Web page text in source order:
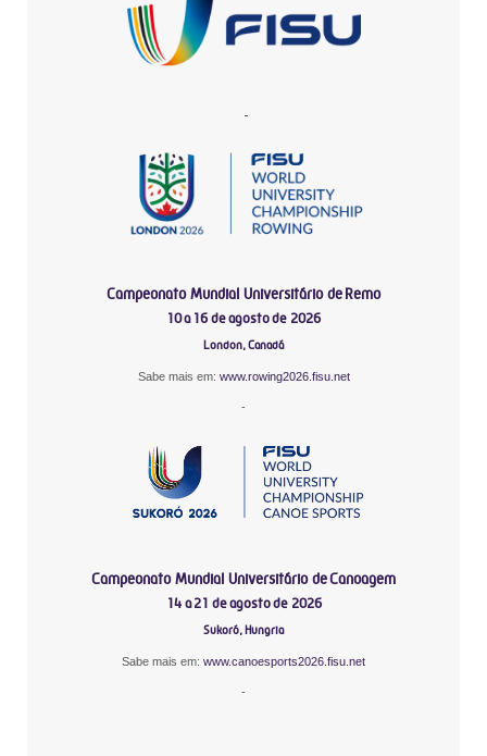
-
Campeonato Mundial Universitário de Remo
10 a 16 de agosto de 2026
London, Canadá
Sabe mais em: www.rowing2026.fisu.net
-
Campeonato Mundial Universitário de Canoagem
14 a 21 de agosto de 2026
Sukoró, Hungria
Sabe mais em: www.canoesports2026.fisu.net
-